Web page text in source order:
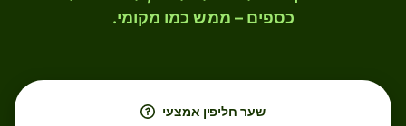
כספים – ממש כמו מקומי.
שער חליפין אמצעי